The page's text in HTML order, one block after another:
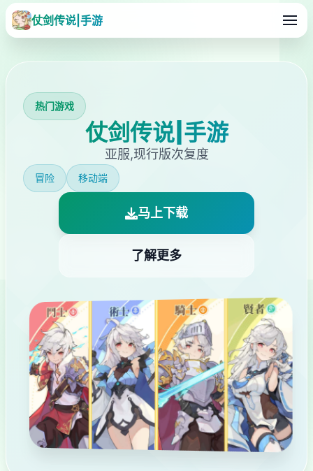
仗剑传说|手游
热门游戏
仗剑传说|手游
亚服,现行版次复度
冒险 移动端
马上下载
了解更多